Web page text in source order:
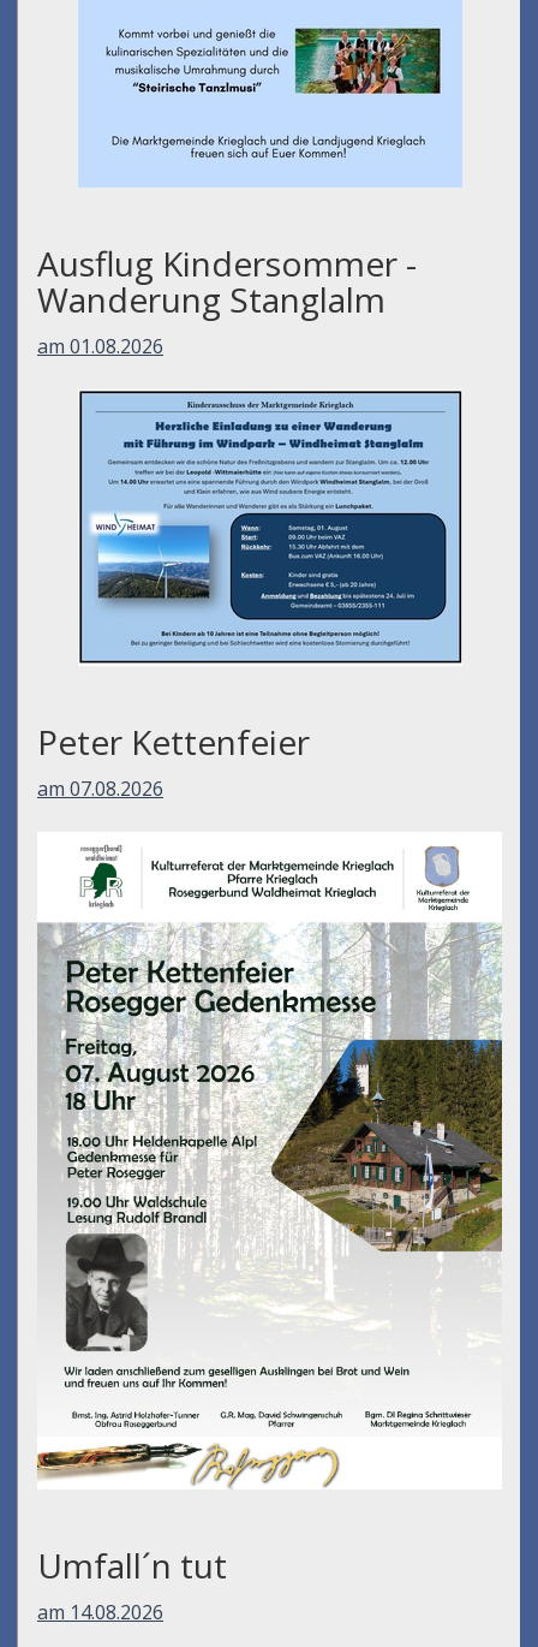
Ausflug Kindersommer -
Wanderung Stanglalm
am 01.08.2026
Peter Kettenfeier
am 07.08.2026
Umfall´n tut
am 14.08.2026